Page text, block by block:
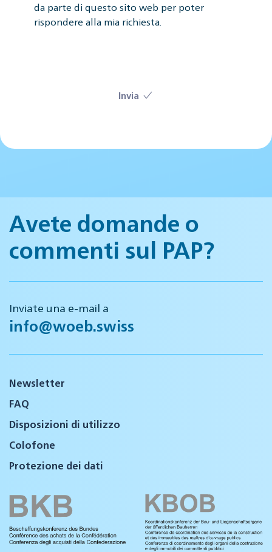
da parte di questo sito web per poter
rispondere alla mia richiesta.
Invia
Avete domande o
commenti sul PAP?
Inviate una e-mail a
info@woeb.swiss
Newsletter
FAQ
Disposizioni di utilizzo
Colofone
Protezione dei dati